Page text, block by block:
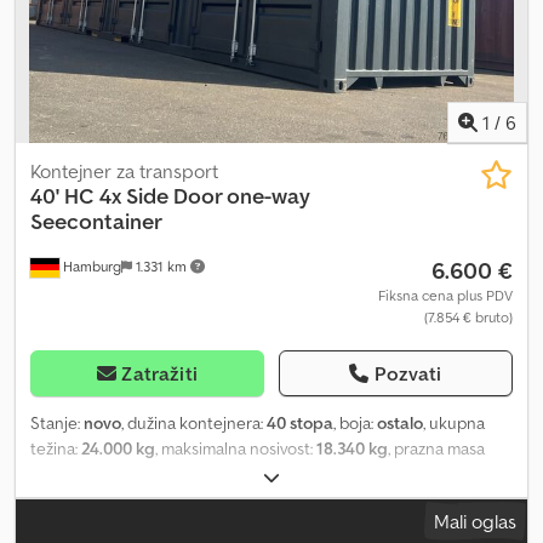
1 / 6
Hamburg 1.331 km
Kontejner za transport
40' HC 4x Side Door one-way
Seecontainer
6.600 €
Fiksna cena plus PDV
(7.854 € bruto)
Zatražiti Pozvati
Stanje: novo, dužina kontejnera:40 stopa, boja:ostalo, ukupna
težina:24.000 kg, maksimalna nosivost:18.340 kg, prazna masa
, zapremina tovarnog prostora:
utovarnog prostora:2.288 mm, dužina tovarnog prostora:12.032
, KONTEJNERI ZA MORE
Mali oglas